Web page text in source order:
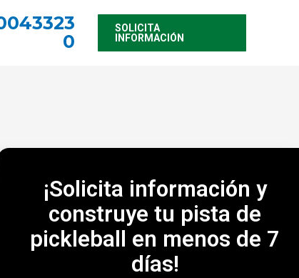
0
SOLICITA
INFORMACIÓN
¡Solicita información y
construye tu pista de
pickleball en menos de 7
días!